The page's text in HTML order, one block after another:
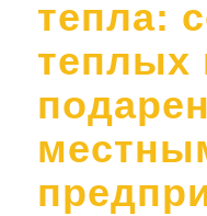
тепла:
теплых